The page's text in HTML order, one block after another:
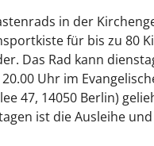
in der
für bis zu 80
Das Rad kann
Uhr im
47, 14050 Berlin)
ist die Ausleihe